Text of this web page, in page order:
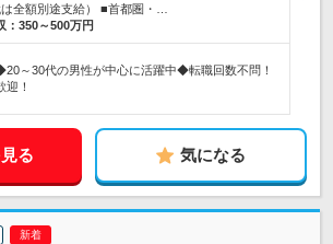
全額別途支給） ■首都圏・…
： 350～500万円
～30代の男性が中心に活躍中◆転職回数不問！
迎！
る 気になる